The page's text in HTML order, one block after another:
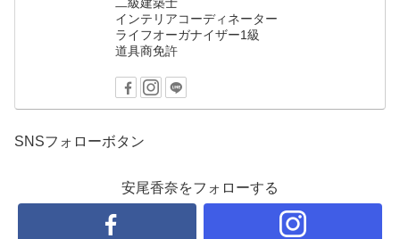
インテリアコーディネーター
ライフオーガナイザー1級
道具商免許
SNSフォローボタン
安尾香奈をフォローする